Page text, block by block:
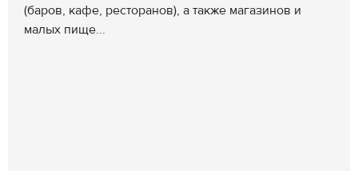
(баров, кафе, ресторанов), а также магазинов и
малых пище...